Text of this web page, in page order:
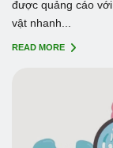
được quảng cáo
vật nhanh...
READ MORE